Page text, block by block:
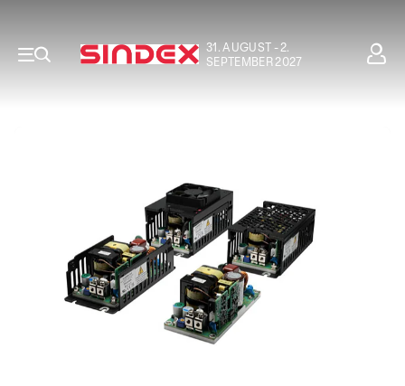
31. AUGUST - 2.
SEPTEMBER 2027